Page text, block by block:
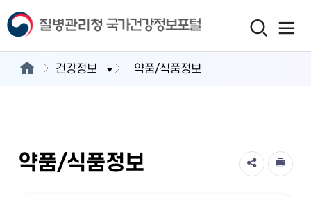
건강정보 약품/식품정보
약품/식품정보